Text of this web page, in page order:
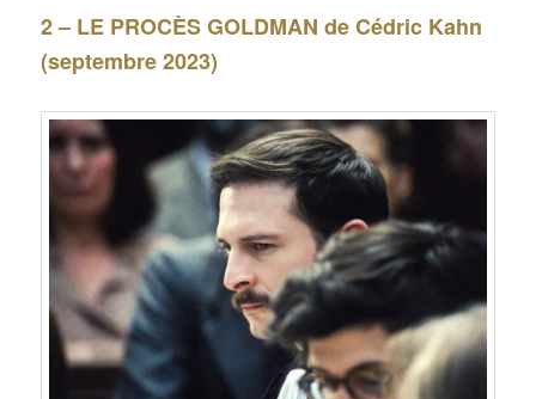
2 – LE PROCÈS GOLDMAN de Cédric Kahn
(septembre 2023)